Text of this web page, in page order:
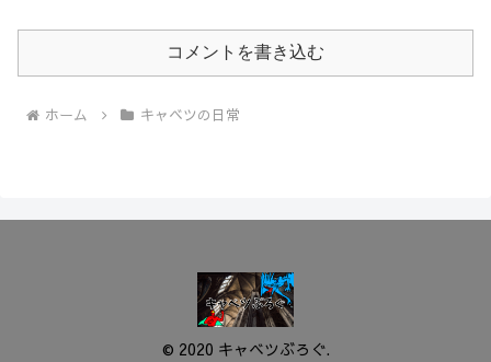
コメントを書き込む
ホーム キャベツの日常
© 2020 キャベツぶろぐ.